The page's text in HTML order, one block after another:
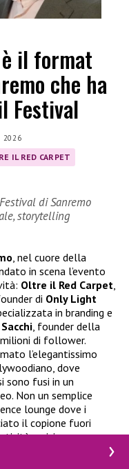
il format
che ha
Festival
2026
IL RED CARPET
di Sanremo
storytelling
, nel cuore della
in scena l’evento
Oltre il Red Carpet,
di Only Light
in branding e
, founder della
di follower.
l’elegantissimo
dove
sono fusi in un
Non un semplice
lounge dove i
il copione fuori
e visione.